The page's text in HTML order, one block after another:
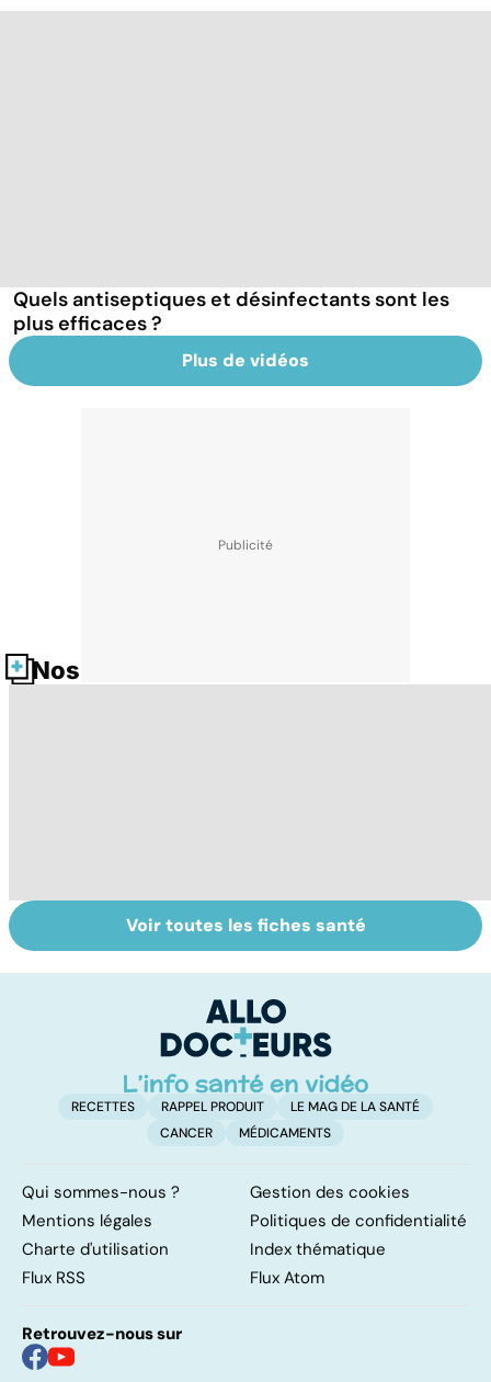
Quels antiseptiques et désinfectants sont les
plus efficaces ?
Plus de vidéos
Nos fiches santé
Faire du sport à
domicile, c'est
Don de gamètes :
le pour et le
levée de
l'anonymat
Voir toutes les fiches santé
RECETTES RAPPEL PRODUIT
LE MAG DE LA SANTÉ
CANCER
MÉDICAMENTS
Qui sommes-nous ?
Gestion des cookies
Mentions légales
Politiques de confidentialité
Charte d'utilisation
Index thématique
Flux RSS
Flux Atom
Retrouvez-nous sur